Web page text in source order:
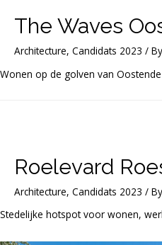
The Waves
Architecture, Candidats 2023 / By
Wonen op de golven van Oostende
Roelevard
Architecture, Candidats 2023 / By
Stedelijke hotspot voor wonen,